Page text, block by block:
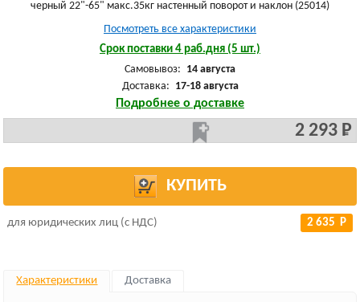
черный 22"-65" макс.35кг настенный поворот и наклон (25014)
Посмотреть все характеристики
Срок поставки 4 раб.дня (5 шт.)
Самовывоз: 14 августа
Доставка: 17-18 августа
Подробнее о доставке
2 293 Р
КУПИТЬ
для юридических лиц (с НДС) 2 635 Р
Характеристики Доставка